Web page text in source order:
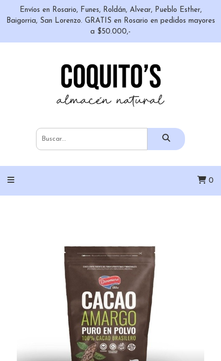
Envíos en Rosario, Funes, Roldán, Alvear, Pueblo Esther,
Baigorria, San Lorenzo. GRATIS en Rosario en pedidos mayores
a $50.000,-
0